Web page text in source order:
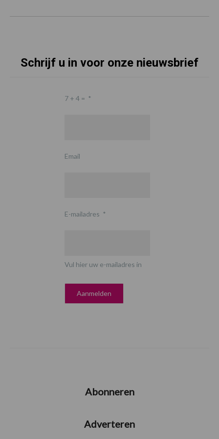
Schrijf u in voor onze nieuwsbrief
7 + 4 = *
Email
E-mailadres *
Vul hier uw e-mailadres in
Abonneren
Adverteren